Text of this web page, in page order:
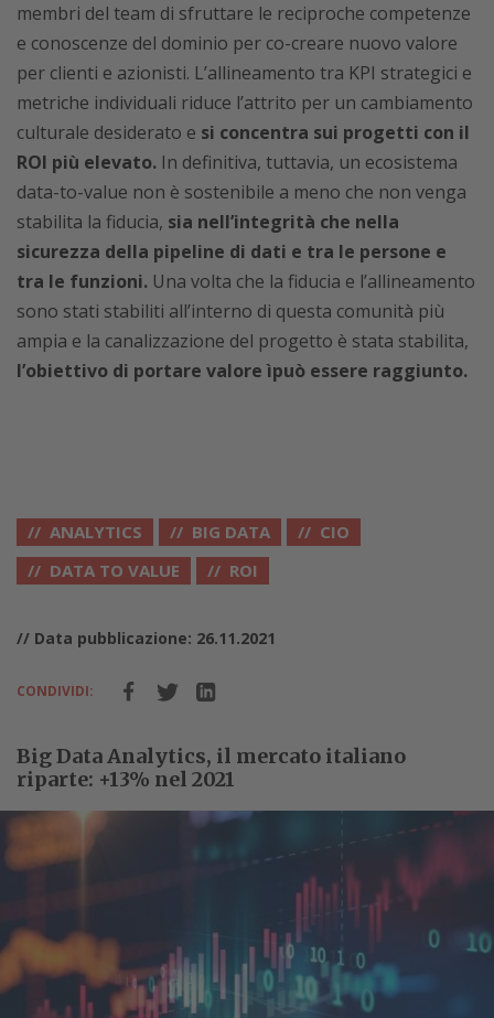
membri del team di sfruttare le reciproche competenze
e conoscenze del dominio per co-creare nuovo valore
per clienti e azionisti. L’allineamento tra KPI strategici e
metriche individuali riduce l’attrito per un cambiamento
culturale desiderato e si concentra sui progetti con il
ROI più elevato. In definitiva, tuttavia, un ecosistema
data-to-value non è sostenibile a meno che non venga
stabilita la fiducia, sia nell’integrità che nella
sicurezza della pipeline di dati e tra le persone e
tra le funzioni. Una volta che la fiducia e l’allineamento
sono stati stabiliti all’interno di questa comunità più
ampia e la canalizzazione del progetto è stata stabilita,
l’obiettivo di portare valore ìpuò essere raggiunto.
ANALYTICS BIG DATA
CIO
DATA TO VALUE
ROI
// Data pubblicazione: 26.11.2021
CONDIVIDI:
Big Data Analytics, il mercato italiano
riparte: +13% nel 2021